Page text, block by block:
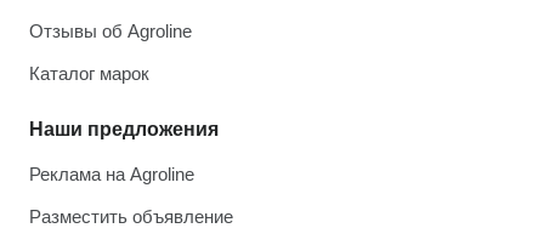
Отзывы об Agroline
Каталог марок
Наши предложения
Реклама на Agroline
Разместить объявление